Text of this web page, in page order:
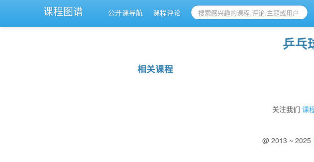
课程图谱 公开课导航 课程评论
乒乓
相关课程
关注我们 课
@ 2013 ~ 2025